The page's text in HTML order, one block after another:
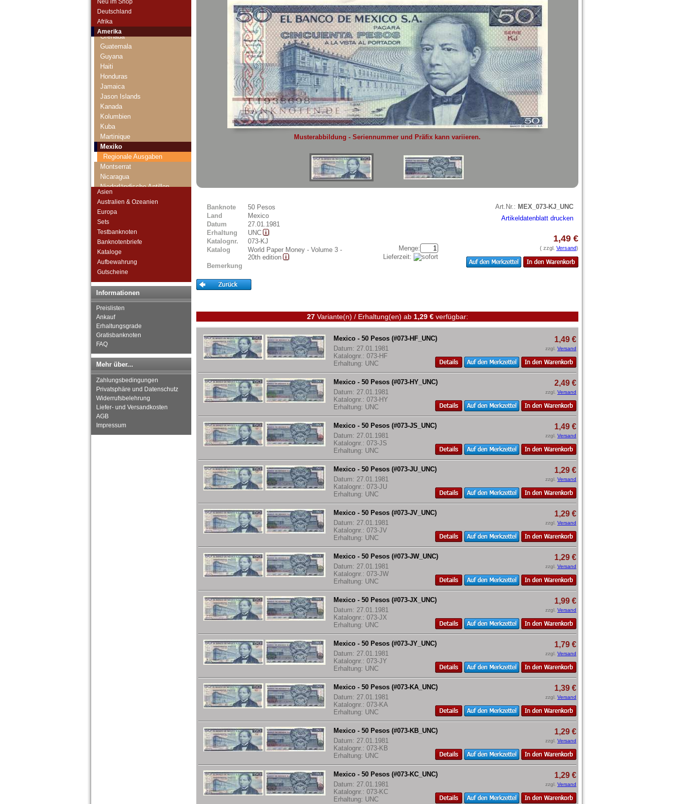
Deutschland
Afrika
Amerika
El Salvador
Galapagos
Grenada
Guatemala
Guyana
Haiti
Honduras
Jamaica
Jason Islands
Kanada
Kolumbien
Kuba
Martinique
Mexiko
Regionale Ausgaben
Montserrat
Nicaragua
Niederländische Antillen
Peru
St. Vincent
Uruguay
USA
Venezuela
Asien
Australien & Ozeanien
Europa
Sets
Testbanknoten
Banknotenbriefe
Kataloge
Aufbewahrung
Gutscheine
Informationen
Preislisten
Ankauf
Erhaltungsgrade
Gratisbanknoten
FAQ
Mehr über...
Zahlungsbedingungen
Privatsphäre und Datenschutz
Widerrufsbelehrung
Liefer- und Versandkosten
AGB
Impressum
Musterabbildung - Seriennummer und Präfix kann variieren.
Banknote
50 Pesos
Land
Mexico
Datum
27.01.1981
Erhaltung
UNC
Katalognr.
073-KJ
Katalog
World Paper Money - Volume 3 -
20th edition
Bemerkung
Art.Nr.: MEX_073-KJ_UNC
Artikeldatenblatt drucken
Menge:
Lieferzeit:
1,49 €
( zzgl. Versand)
27Variante(n) / Erhaltung(en) ab 1,29 €verfügbar:
Mexico - 50 Pesos (#073-HF_UNC)
Datum: 27.01.1981
Katalognr.: 073-HF
Erhaltung: UNC
1,49 €
zzgl. Versand
Mexico - 50 Pesos (#073-HY_UNC)
Datum: 27.01.1981
Katalognr.: 073-HY
Erhaltung: UNC
2,49 €
zzgl. Versand
Mexico - 50 Pesos (#073-JS_UNC)
Datum: 27.01.1981
Katalognr.: 073-JS
Erhaltung: UNC
1,49 €
zzgl. Versand
Mexico - 50 Pesos (#073-JU_UNC)
Datum: 27.01.1981
Katalognr.: 073-JU
Erhaltung: UNC
1,29 €
zzgl. Versand
Mexico - 50 Pesos (#073-JV_UNC)
Datum: 27.01.1981
Katalognr.: 073-JV
Erhaltung: UNC
1,29 €
zzgl. Versand
Mexico - 50 Pesos (#073-JW_UNC)
Datum: 27.01.1981
Katalognr.: 073-JW
Erhaltung: UNC
1,29 €
zzgl. Versand
Mexico - 50 Pesos (#073-JX_UNC)
Datum: 27.01.1981
Katalognr.: 073-JX
Erhaltung: UNC
1,99 €
zzgl. Versand
Mexico - 50 Pesos (#073-JY_UNC)
Datum: 27.01.1981
Katalognr.: 073-JY
Erhaltung: UNC
1,79 €
zzgl. Versand
Mexico - 50 Pesos (#073-KA_UNC)
Datum: 27.01.1981
Katalognr.: 073-KA
Erhaltung: UNC
1,39 €
zzgl. Versand
Mexico - 50 Pesos (#073-KB_UNC)
Datum: 27.01.1981
Katalognr.: 073-KB
Erhaltung: UNC
1,29 €
zzgl. Versand
Mexico - 50 Pesos (#073-KC_UNC)
Datum: 27.01.1981
Katalognr.: 073-KC
Erhaltung: UNC
1,29 €
zzgl. Versand